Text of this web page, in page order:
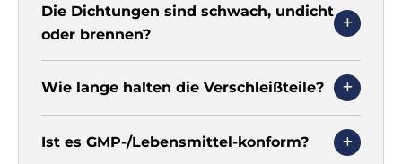
Die Dichtungen sind schwach, undicht
oder brennen?
Wie lange halten die Verschleißteile?
Ist es GMP-/Lebensmittel-konform?